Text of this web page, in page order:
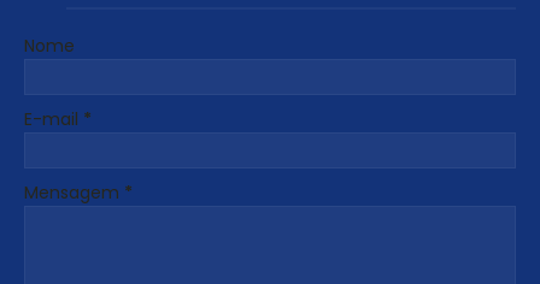
Nome
E-mail *
Mensagem *